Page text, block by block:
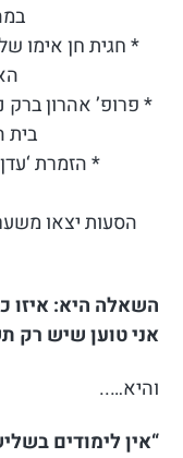
* חגית חן אימו
* פרופ’ אהרון
בית
* הזמרת
השאלה היא: איזו
אני טוען שיש רק
והיא…..
“אין לימודים